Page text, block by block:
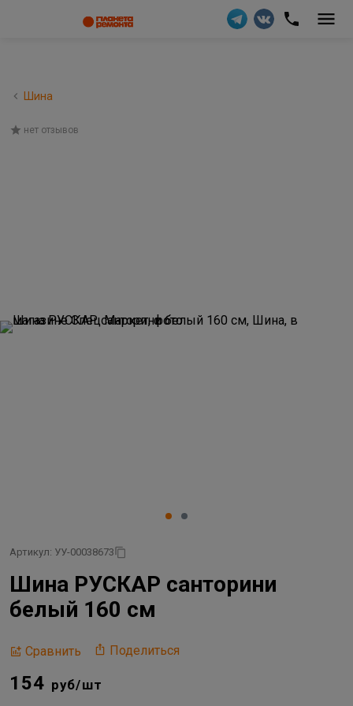
Шина
нет отзывов
Артикул: УУ-00038673
Шина РУСКАР санторини
белый 160 см
Сравнить Поделиться
154 руб/шт